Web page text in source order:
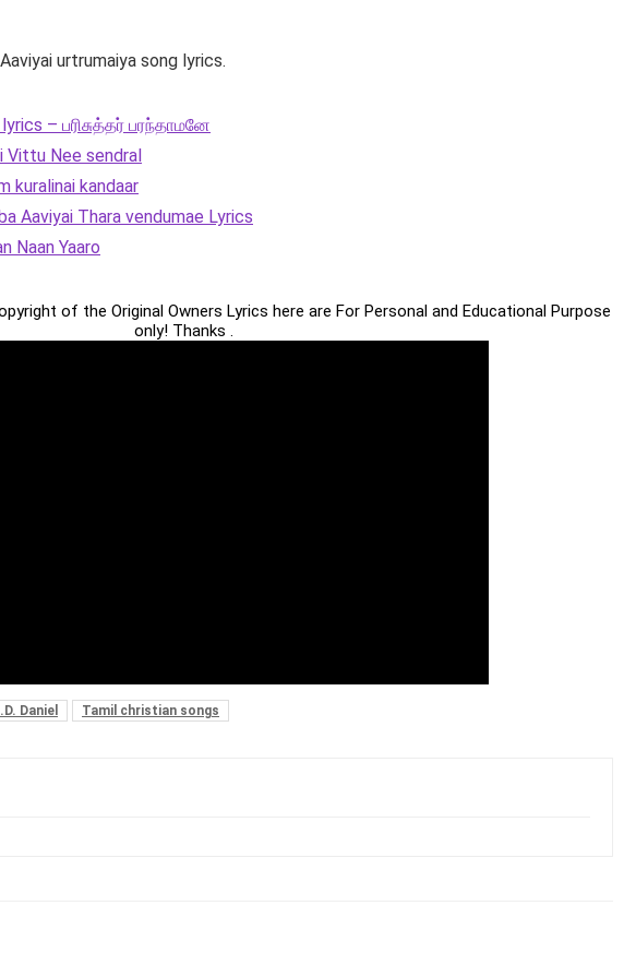
urtrumaiya song lyrics.
– பரிசுத்தர் பரந்தாமனே
Nee sendral
kuralinai kandaar
Thara vendumae Lyrics
Naan Yaaro
of the Original Owners Lyrics here are For Personal and Educational Purpose
only! Thanks .
Daniel Tamil christian songs